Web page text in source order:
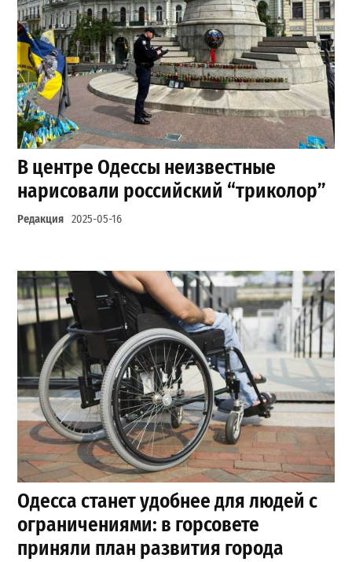
В центре Одессы неизвестные
нарисовали российский “триколор”
Редакция 2025-05-16
Одесса станет удобнее для людей с
ограничениями: в горсовете
приняли план развития города